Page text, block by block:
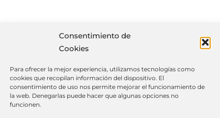
Consentimiento de
Cookies
Para ofrecer la mejor experiencia, utilizamos tecnologías como
cookies que recopilan información del dispositivo. El
consentimiento de uso nos permite mejorar el funcionamiento de
la web. Denegarlas puede hacer que algunas opciones no
funcionen.
Cosas que debes saber de las